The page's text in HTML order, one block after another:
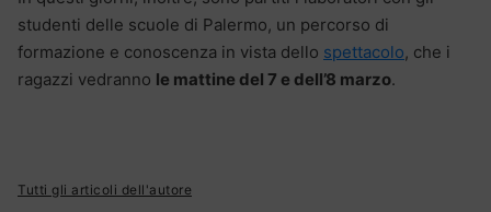
studenti delle scuole di Palermo, un percorso di
formazione e conoscenza in vista dello spettacolo, che i
ragazzi vedranno le mattine del 7 e dell’8 marzo.
Tutti gli articoli dell'autore